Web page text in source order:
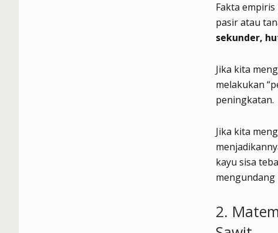
Fakta
pasir atau
sekunder,
Jika kita
melakukan
peningkatan.
Jika kita
kayu sisa
mengundang
2.